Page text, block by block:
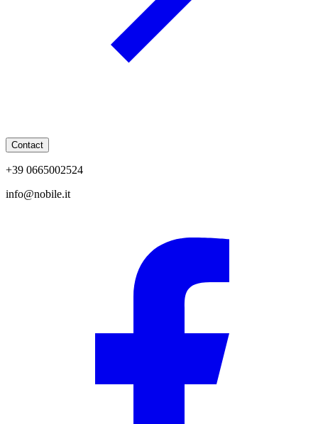
Contact
+39 0665002524
info@nobile.it